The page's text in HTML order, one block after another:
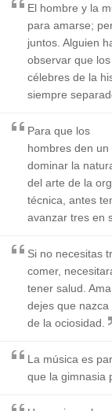
El hombre y la
para amarse;
juntos. Alguien
observar que
célebres de la
siempre
Para que los
hombres den
dominar la
del arte de la
técnica, antes
avanzar tres en
Si no necesitas
comer,
tener salud.
dejes que
de la ociosidad.
La música es
que la gimnasia